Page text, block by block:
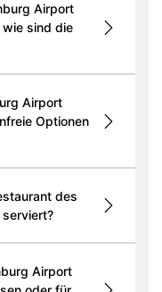
Airport
sind die
Airport
Optionen
des
Airport